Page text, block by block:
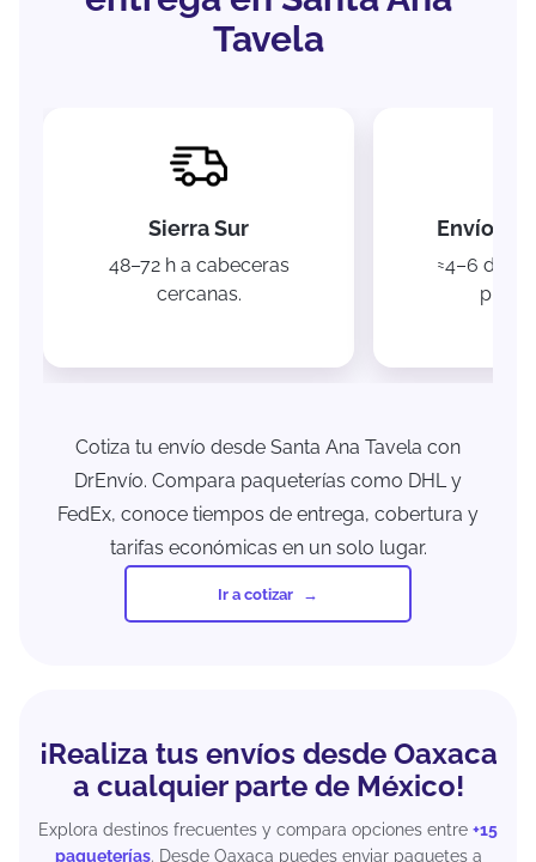
Tavela
Sierra Sur
48–72 h a cabeceras
cercanas.
Envíos
≈4–6 días
Cotiza tu envío desde Santa Ana Tavela con
DrEnvío. Compara paqueterías como DHL y
FedEx, conoce tiempos de entrega, cobertura y
tarifas económicas en un solo lugar.
Ir a cotizar
¡Realiza tus envíos desde Oaxaca
a cualquier parte de México!
Explora destinos frecuentes y compara opciones entre +15
paqueterías. Desde Oaxaca puedes enviar paquetes a